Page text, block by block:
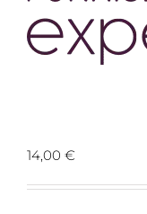
14,00 €